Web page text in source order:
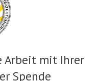
Arbeit mit Ihrer
Spende